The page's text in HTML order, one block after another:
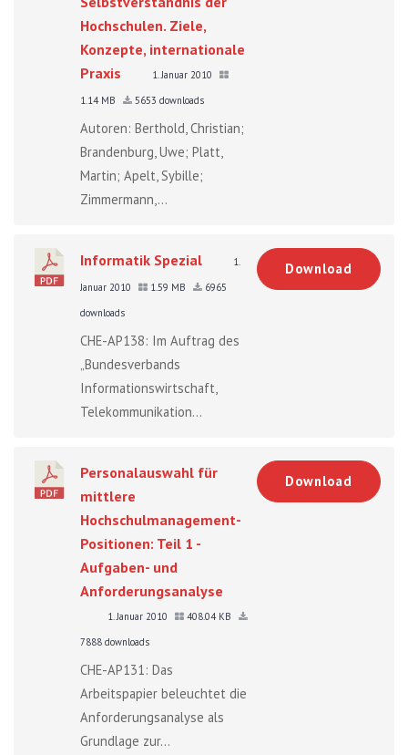
Hochschulen. Ziele,
Konzepte, internationale
Praxis
1. Januar 2010
1.14 MB
5653 downloads
Autoren: Berthold, Christian;
Brandenburg, Uwe; Platt,
Martin; Apelt, Sybille;
Zimmermann,...
Informatik Spezial
1.
Januar 2010
1.59 MB
6965
downloads
CHE-AP138: Im Auftrag des
„Bundesverbands
Informationswirtschaft,
Telekommunikation...
Download
Personalauswahl für
mittlere
Hochschulmanagement-
Positionen: Teil 1 -
Aufgaben- und
Anforderungsanalyse
1. Januar 2010
408.04 KB
7888 downloads
CHE-AP131: Das
Arbeitspapier beleuchtet die
Anforderungsanalyse als
Grundlage zur...
Download